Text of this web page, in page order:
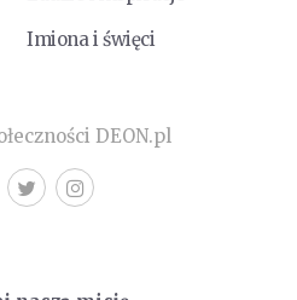
Imiona i święci
DEON.pl